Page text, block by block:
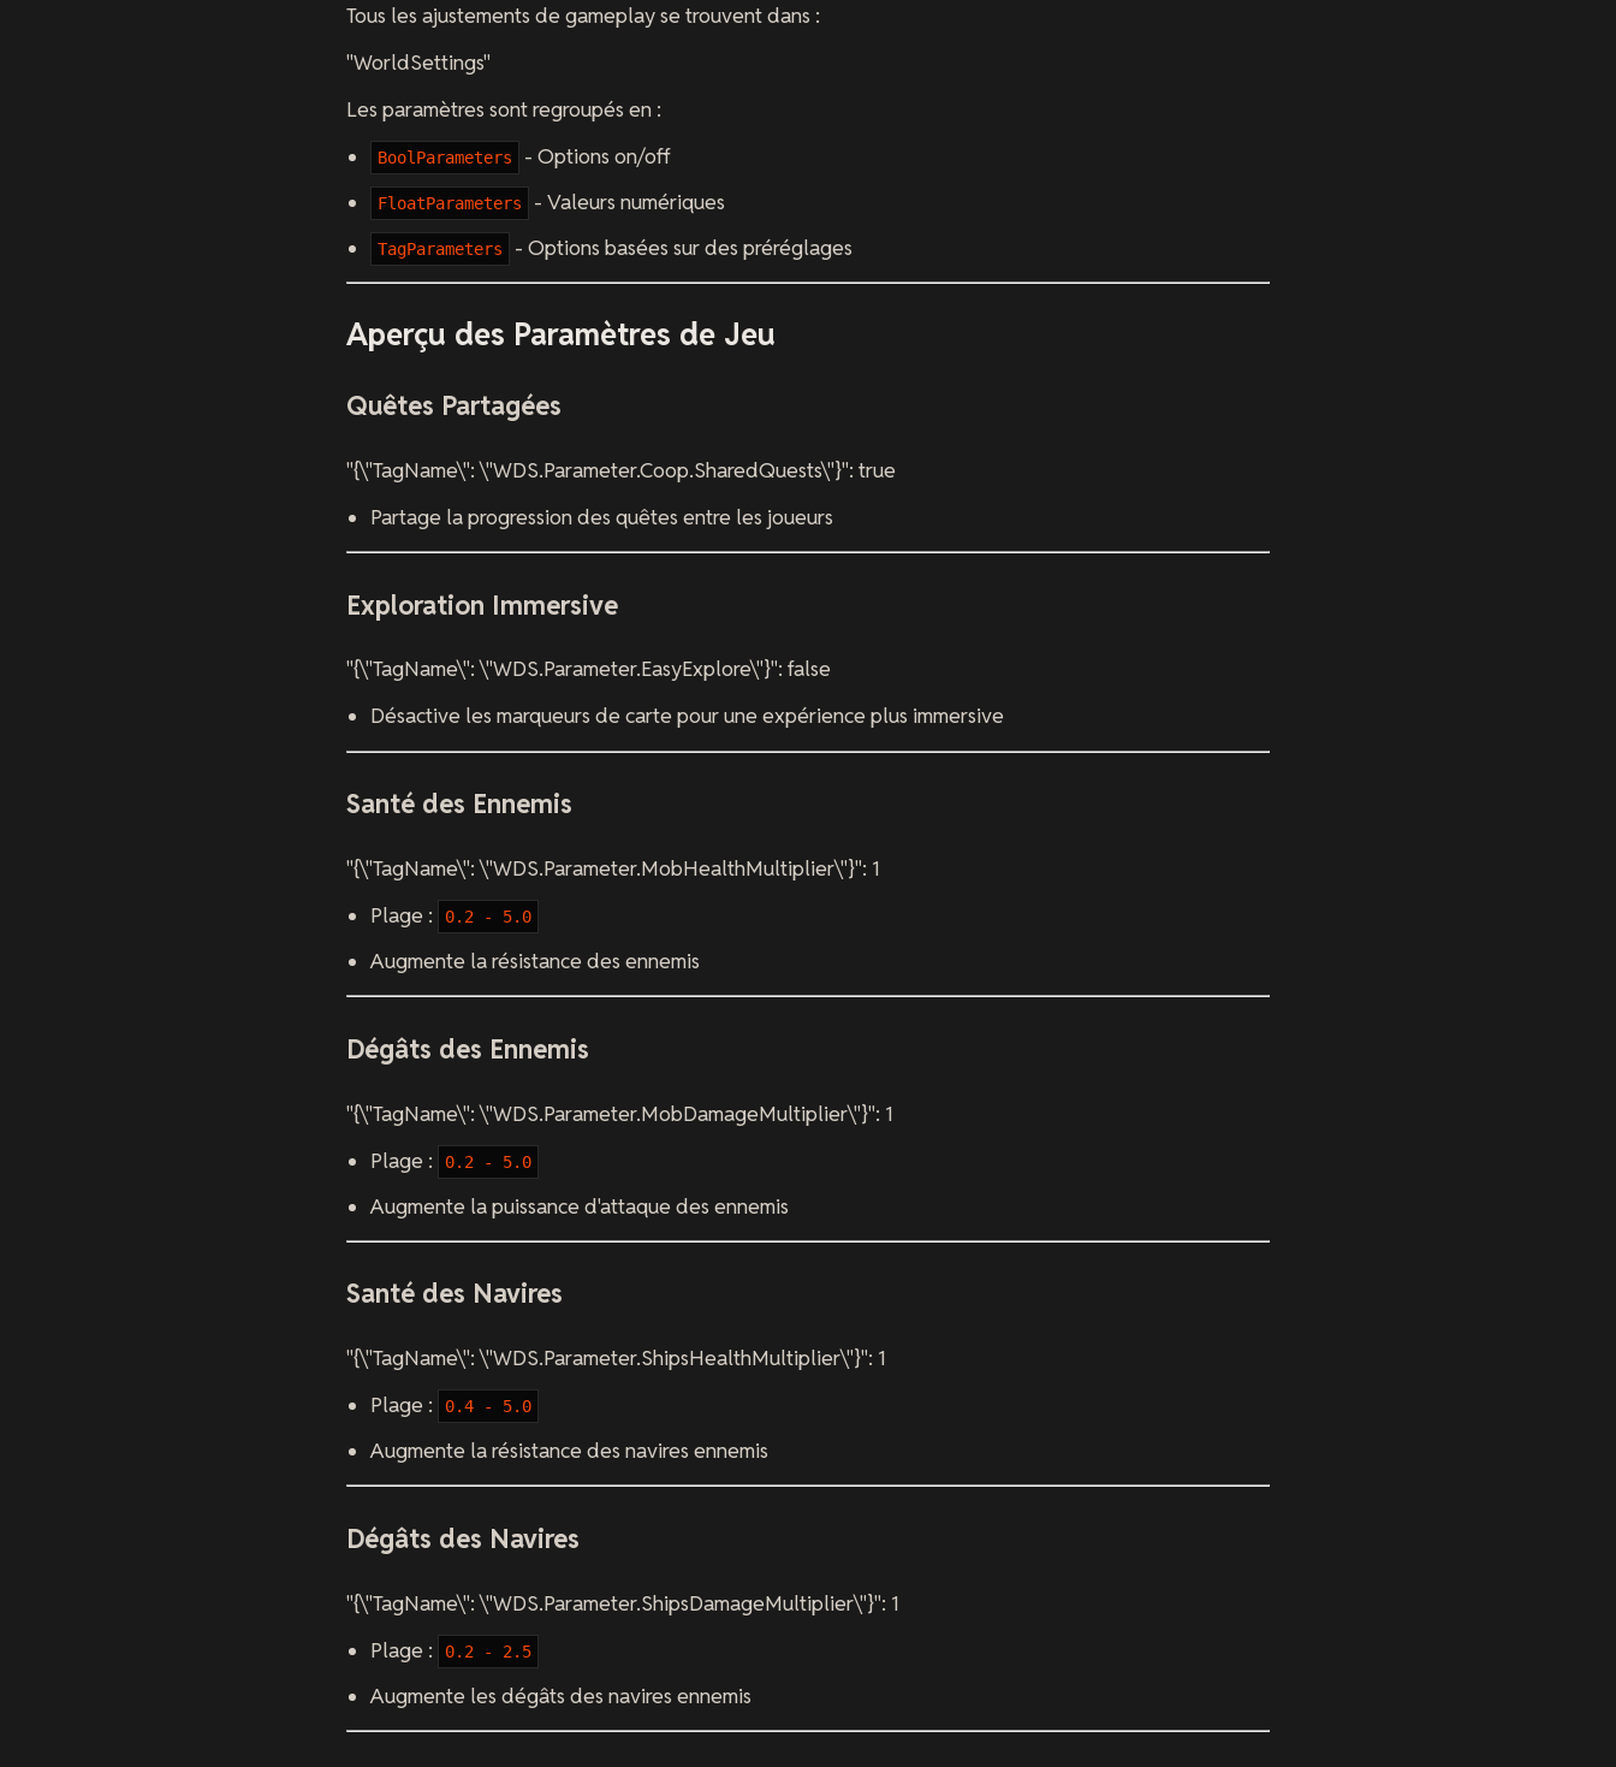
Tous les ajustements de gameplay se trouvent dans :
"WorldSettings"
Les paramètres sont regroupés en :
BoolParameters - Options on/off
FloatParameters - Valeurs numériques
TagParameters - Options basées sur des préréglages
Aperçu des Paramètres de Jeu
Quêtes Partagées
"{\"TagName\": \"WDS.Parameter.Coop.SharedQuests\"}": true
Partage la progression des quêtes entre les joueurs
Exploration Immersive
"{\"TagName\": \"WDS.Parameter.EasyExplore\"}": false
Désactive les marqueurs de carte pour une expérience plus immersive
Santé des Ennemis
"{\"TagName\": \"WDS.Parameter.MobHealthMultiplier\"}": 1
Plage :
0.2 - 5.0
Augmente la résistance des ennemis
Dégâts des Ennemis
"{\"TagName\": \"WDS.Parameter.MobDamageMultiplier\"}": 1
Plage :
0.2 - 5.0
Augmente la puissance d'attaque des ennemis
Santé des Navires
"{\"TagName\": \"WDS.Parameter.ShipsHealthMultiplier\"}": 1
Plage :
0.4 - 5.0
Augmente la résistance des navires ennemis
Dégâts des Navires
"{\"TagName\": \"WDS.Parameter.ShipsDamageMultiplier\"}": 1
Plage :
0.2 - 2.5
Augmente les dégâts des navires ennemis